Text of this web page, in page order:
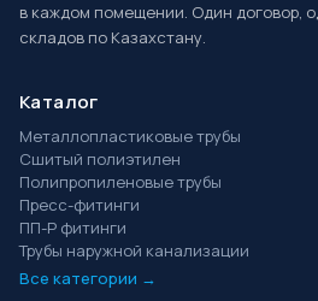
в каждом помещении. Один договор,
складов по Казахстану.
Каталог
Металлопластиковые трубы
Сшитый полиэтилен
Полипропиленовые трубы
Пресс-фитинги
ПП-Р фитинги
Трубы наружной канализации
Все категории →